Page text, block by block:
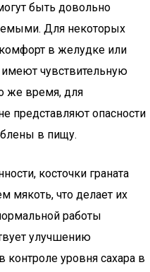
быть довольно
Для некоторых
в желудке или
чувствительную
же время, для
представляют опасности
в пищу.
косточки граната
мякоть, что делает их
работы
улучшению
уровня сахара в